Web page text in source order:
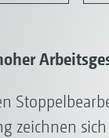
zeichnen